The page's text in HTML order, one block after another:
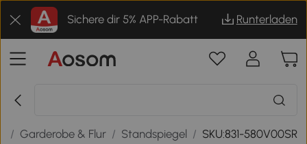
Sichere dir 5% APP-Rabatt Runterladen
/ Garderobe & Flur / Standspiegel / SKU:831-580V00SR